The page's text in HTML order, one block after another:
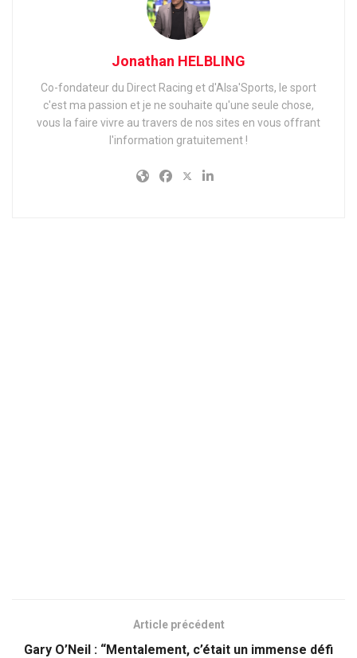
Jonathan HELBLING
Co-fondateur du Direct Racing et d'Alsa'Sports, le sport
c'est ma passion et je ne souhaite qu'une seule chose,
vous la faire vivre au travers de nos sites en vous offrant
l'information gratuitement !
Article précédent
Gary O’Neil : “Mentalement, c’était un immense défi